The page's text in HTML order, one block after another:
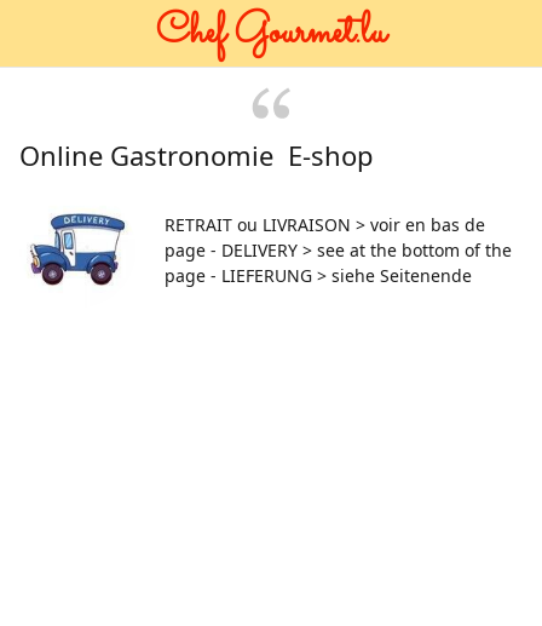
Chef Gourmet.lu
Online Gastronomie E-shop
RETRAIT ou LIVRAISON > voir en bas de
page - DELIVERY > see at the bottom of the
page - LIEFERUNG > siehe Seitenende